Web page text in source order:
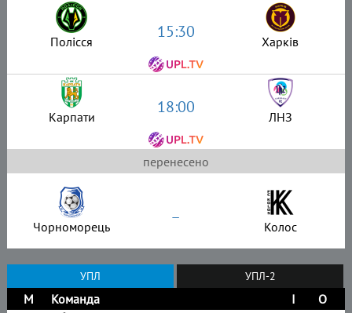
Полісся 15:30 Харків
Карпати 18:00 ЛНЗ
перенесено
Чорноморець – Колос
УПЛ УПЛ-2
М Команда І
О